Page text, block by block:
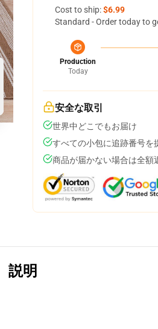
Cost to ship:$6.99
Standard - Order today to
Production
Today
安全な取引
世界中どこでもお届け
すべての小包に追跡番号を
商品が届かない場合は全額
説明